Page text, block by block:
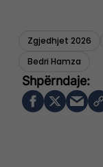
Zgjedhjet 2026
Bedri Hamza